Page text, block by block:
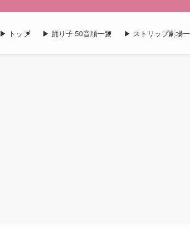
▶︎ トップ ▶︎ 踊り子 50音順一覧 ▶︎ ストリップ劇場